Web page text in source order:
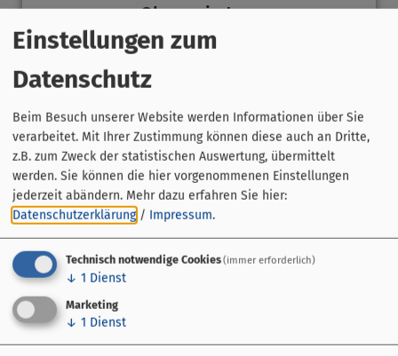
Obermain.Jura
Einstellungen zum
Datenschutz
Beim Besuch unserer Website werden Informationen über Sie
verarbeitet. Mit Ihrer Zustimmung können diese auch an Dritte,
z.B. zum Zweck der statistischen Auswertung, übermittelt
werden. Sie können die hier vorgenommenen Einstellungen
jederzeit abändern. Mehr dazu erfahren Sie hier:
Datenschutzerklärung / Impressum.
Technisch notwendige Cookies(immer erforderlich)
↓ 1 Dienst
Marketing
↓ 1 Dienst